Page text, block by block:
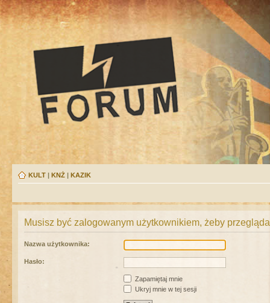
KULT | KNŻ | KAZIK
Musisz być zalogowanym użytkownikiem, żeby
Nazwa użytkownika:
Hasło:
Zapamiętaj mnie
Ukryj mnie w tej sesji